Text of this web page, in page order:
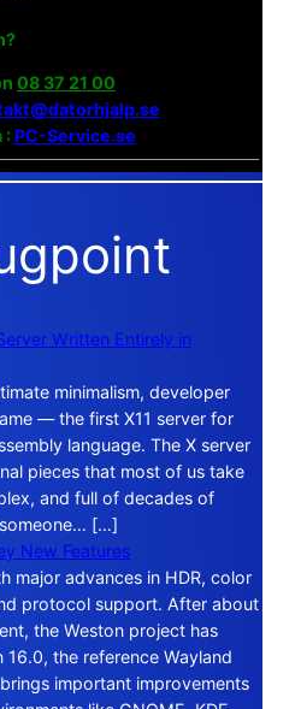
08 37 21 00
:PC-Service.se
Written Entirely in
minimalism, developer
— the first X11 server for
language. The X server
pieces that most of us take
and full of decades of
[…]
New Features
major advances in HDR, color
protocol support. After about
the Weston project has
the reference Wayland
important improvements